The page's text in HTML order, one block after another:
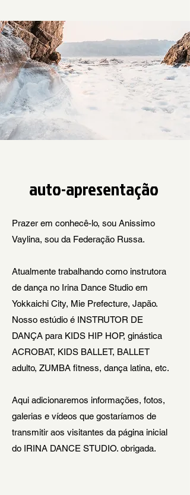
auto-apresentação
Prazer em conhecê-lo, sou Anissimo
Vaylina, sou da Federação Russa.
Atualmente trabalhando como instrutora
de dança no Irina Dance Studio em
Yokkaichi City, Mie Prefecture, Japão.
Nosso estúdio é INSTRUTOR DE
DANÇA para KIDS HIP HOP, ginástica
ACROBAT, KIDS BALLET, BALLET
adulto, ZUMBA fitness, dança latina, etc.
Aqui adicionaremos informações, fotos,
galerias e vídeos que gostaríamos de
transmitir aos visitantes da página inicial
do IRINA DANCE STUDIO. obrigada.